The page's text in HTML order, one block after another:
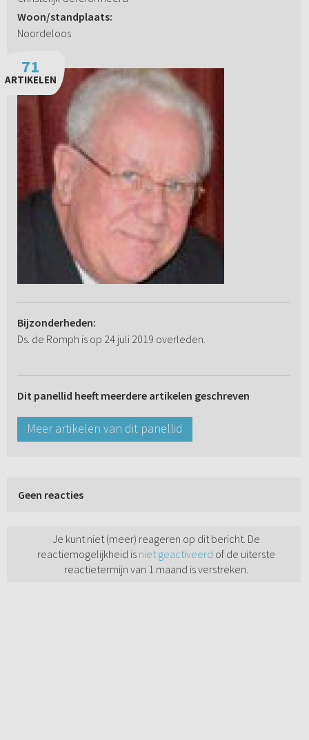
Woon/standplaats:
Noordeloos
71
ARTIKELEN
Bijzonderheden:
Ds. de Romph is op 24 juli 2019 overleden.
Dit panellid heeft meerdere artikelen geschreven
Meer artikelen van dit panellid
Geen reacties
Je kunt niet (meer) reageren op dit bericht. De
reactiemogelijkheid is niet geactiveerd of de uiterste
reactietermijn van 1 maand is verstreken.